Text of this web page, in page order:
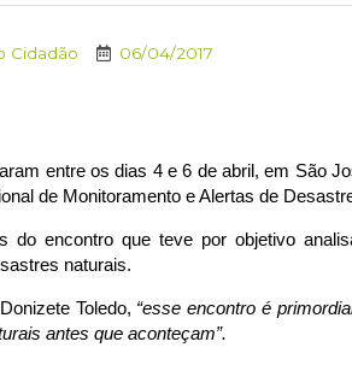
Cidadão 06/04/2017
entre os dias 4 e 6 de abril, em São
de Monitoramento e Alertas de
encontro que teve por objetivo
naturais.
Toledo, “esse encontro é
antes que aconteçam”.